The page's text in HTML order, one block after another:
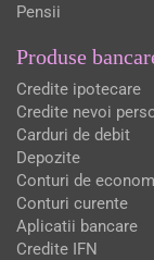
Pensii
Produse
Credite ipotecare
Credite nevoi
Carduri de debit
Depozite
Conturi de
Conturi curente
Aplicatii bancare
Credite IFN